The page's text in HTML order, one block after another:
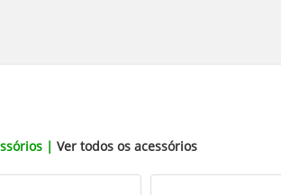
| Ver todos os acessórios